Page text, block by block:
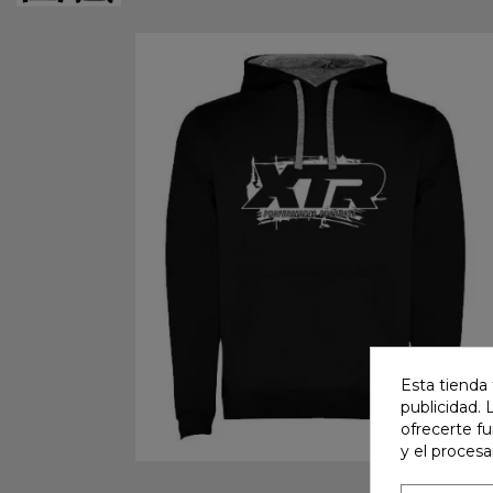
Esta tienda
publicidad.
ofrecerte
y el